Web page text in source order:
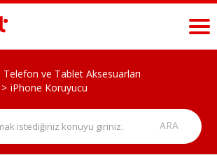
Telefon ve Tablet Aksesuarları
iPhone Koruyucu